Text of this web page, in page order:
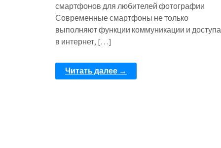
смартфонов для любителей фотографии
Современные смартфоны не только
выполняют функции коммуникации и доступа
в интернет, […]
Читать далее →